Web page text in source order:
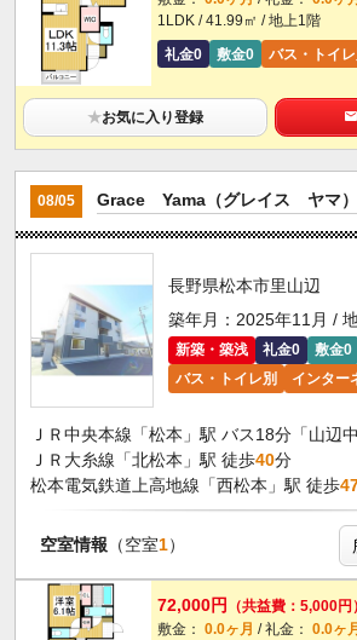
1LDK / 41.99㎡ / 地上1階
礼金0
敷金0 バス・トイレ
★お気に入り登録
08/05 Grace Yama（グレイス ヤマ）
長野県松本市里山辺
築年月：2025年11月 /
新築・築浅 礼金0 敷金0
バス・トイレ別
インター
ＪＲ中央本線「松本」駅 バス18分「山辺
ＪＲ大糸線「北松本」駅 徒歩40分
松本電気鉄道上高地線「西松本」駅 徒歩
空室情報 （空室1）
72,000円
（共益費：5,000円）
敷金： 0.0ヶ月 / 礼金： 0.0ヶ